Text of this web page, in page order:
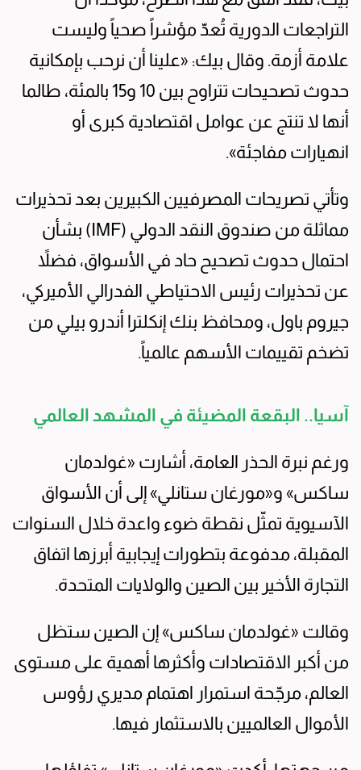
التراجعات الدورية تُعدّ مؤشراً صحياً وليست
علامة أزمة. وقال بيك: «علينا أن نرحب بإمكانية
حدوث تصحيحات تتراوح بين 10 و15 بالمئة، طالما
أنها لا تنتج عن عوامل اقتصادية كبرى أو
انهيارات مفاجئة».
وتأتي تصريحات المصرفيين الكبيرين بعد تحذيرات
مماثلة من صندوق النقد الدولي (IMF) بشأن
احتمال حدوث تصحيح حاد في الأسواق، فضلاً
عن تحذيرات رئيس الاحتياطي الفدرالي الأميركي،
جيروم باول، ومحافظ بنك إنكلترا أندرو بيلي من
تضخم تقييمات الأسهم عالمياً.
آسيا.. البقعة المضيئة في المشهد العالمي
ورغم نبرة الحذر العامة، أشارت «غولدمان
ساكس» و«مورغان ستانلي» إلى أن الأسواق
الآسيوية تمثّل نقطة ضوء واعدة خلال السنوات
المقبلة، مدفوعة بتطورات إيجابية أبرزها اتفاق
التجارة الأخير بين الصين والولايات المتحدة.
وقالت «غولدمان ساكس» إن الصين ستظل
من أكبر الاقتصادات وأكثرها أهمية على مستوى
العالم، مرجّحة استمرار اهتمام مديري رؤوس
الأموال العالميين بالاستثمار فيها.